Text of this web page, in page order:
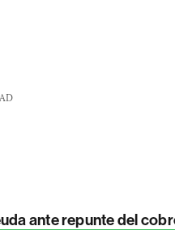
ante repunte del